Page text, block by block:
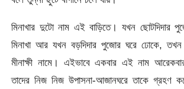
মিনাখার দুটো নাম এই বাড়িতে। যখন ছোটদিদার
মিনাখা আর যখন বড়দিদার পুজোর ঘরে ঢোকে, তখন
মীনাক্ষী নামে। এইভাবে একবার এই নাম
তাদের নিজ নিজ উপাসনা-আজানঘরে তাকে গ্রহণ